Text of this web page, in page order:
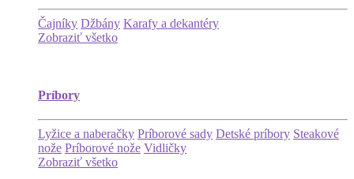
Čajníky Džbány Karafy a dekantéry
Zobraziť všetko
Príbory
Lyžice a naberačky Príborové sady Detské príbory Steakové
nože Príborové nože Vidličky
Zobraziť všetko